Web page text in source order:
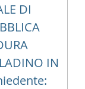
DI
IN